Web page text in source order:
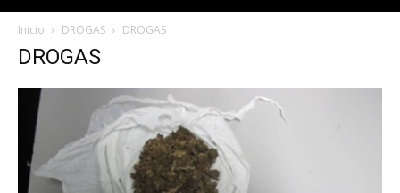
Inicio DROGAS DROGAS
DROGAS